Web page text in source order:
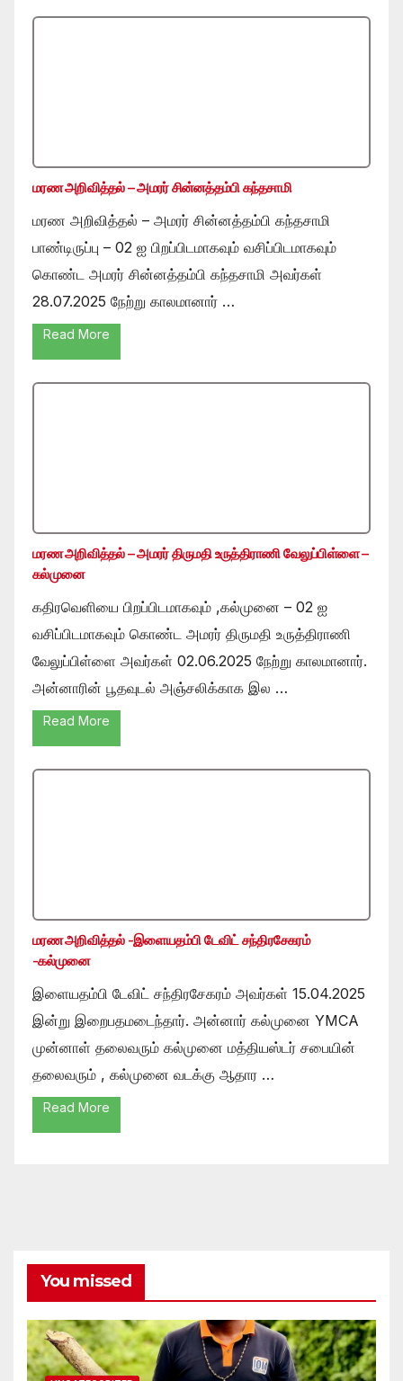
மரண அறிவித்தல் – அமரர் சின்னத்தம்பி கந்தசாமி
மரண அறிவித்தல் – அமரர் சின்னத்தம்பி கந்தசாமி
பாண்டிருப்பு – 02 ஐ பிறப்பிடமாகவும் வசிப்பிடமாகவும்
கொண்ட அமரர் சின்னத்தம்பி கந்தசாமி அவர்கள்
28.07.2025 நேற்று காலமானார் …
Read More
மரண அறிவித்தல் – அமரர் திருமதி உருத்திராணி வேலுப்பிள்ளை –
கல்முனை
கதிரவெளியை பிறப்பிடமாகவும் ,கல்முனை – 02 ஐ
வசிப்பிடமாகவும் கொண்ட அமரர் திருமதி உருத்திராணி
வேலுப்பிள்ளை அவர்கள் 02.06.2025 நேற்று காலமானார்.
அன்னாரின் பூதவுடல் அஞ்சலிக்காக இல …
Read More
மரண அறிவித்தல் -இளையதம்பி டேவிட் சந்திரசேகரம்
-கல்முனை
இளையதம்பி டேவிட் சந்திரசேகரம் அவர்கள் 15.04.2025
இன்று இறைபதமடைந்தார். அன்னார் கல்முனை YMCA
முன்னாள் தலைவரும் கல்முனை மத்தியஸ்டர் சபையின்
தலைவரும் , கல்முனை வடக்கு ஆதார …
Read More
You missed